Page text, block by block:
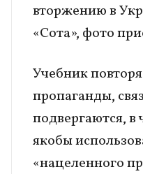
вторжению в
«Сота», фото
Учебник
пропаганды,
подвергаются,
якобы
«нацеленного